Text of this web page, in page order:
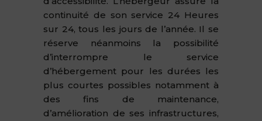
continuité de son service 24 Heures
sur 24, tous les jours de l’année. Il se
réserve néanmoins la possibilité
d’interrompre le service
d’hébergement pour les durées les
plus courtes possibles notamment à
des fins de maintenance,
d’amélioration de ses infrastructures,